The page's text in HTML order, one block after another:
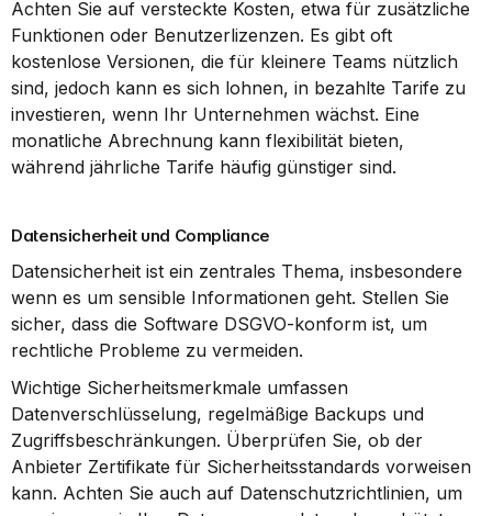
Achten Sie auf versteckte Kosten, etwa für zusätzliche
Funktionen oder Benutzerlizenzen. Es gibt oft
kostenlose Versionen, die für kleinere Teams nützlich
sind, jedoch kann es sich lohnen, in bezahlte Tarife zu
investieren, wenn Ihr Unternehmen wächst. Eine
monatliche Abrechnung kann flexibilität bieten,
während jährliche Tarife häufig günstiger sind.
Datensicherheit und Compliance
Datensicherheit ist ein zentrales Thema, insbesondere
wenn es um sensible Informationen geht. Stellen Sie
sicher, dass die Software DSGVO-konform ist, um
rechtliche Probleme zu vermeiden.
Wichtige Sicherheitsmerkmale umfassen
Datenverschlüsselung, regelmäßige Backups und
Zugriffsbeschränkungen. Überprüfen Sie, ob der
Anbieter Zertifikate für Sicherheitsstandards vorweisen
kann. Achten Sie auch auf Datenschutzrichtlinien, um